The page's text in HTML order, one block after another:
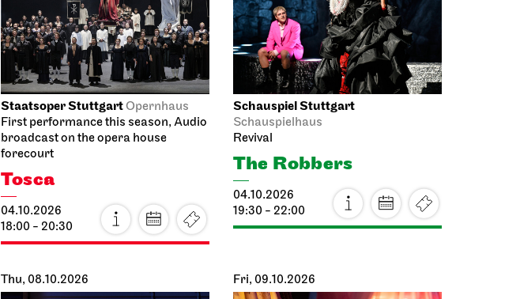
Staatsoper StuttgartOpernhaus
First performance this season, Audio
broadcast on the opera house
forecourt
Tosca
04.10.2026
18:00 - 20:30
Schauspiel Stuttgart
Schauspielhaus
Revival
The Robbers
04.10.2026
19:30 - 22:00
Thu, 08.10.2026 Fri, 09.10.2026